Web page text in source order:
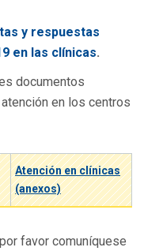
y respuestas
en las clínicas.
documentos
en los centros
Atención en clínicas
(anexos)
favor comuníquese